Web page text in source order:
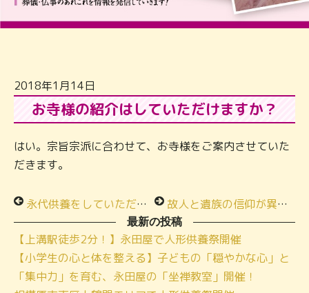
2018年1月14日
お寺様の紹介はしていただけますか？
はい。宗旨宗派に合わせて、お寺様をご案内させていた
だきます。
永代供養をしていただけるお寺様はありますか？ 故人と遺族の信仰が異なっているのですが、どうすればいいですか？
最新の投稿
【上溝駅徒歩2分！】永田屋で人形供養祭開催
【小学生の心と体を整える】子どもの「穏やかな心」と
「集中力」を育む、永田屋の「坐禅教室」開催！